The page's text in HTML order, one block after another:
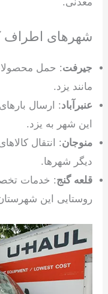
شهرهای اطراف
جیرفت: حمل
مانند یزد.
عنبرآباد: ارسال
این شهر به یزد.
منوجان: انتقال
دیگر شهرها.
قلعه گنج: خدمات
روستایی این